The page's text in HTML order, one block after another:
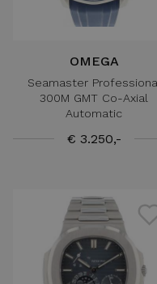
OMEGA
Seamaster
300M GMT Co-Axial
Automatic
€ 3.250,-